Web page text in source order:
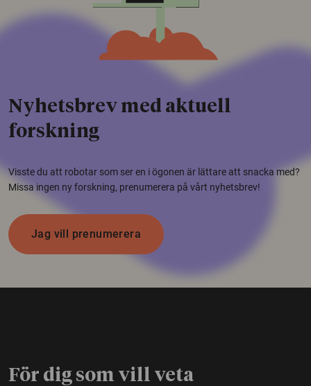
Nyhetsbrev med aktuell
forskning
Visste du att robotar som ser en i ögonen är lättare att snacka med?
Missa ingen ny forskning, prenumerera på vårt nyhetsbrev!
Jag vill prenumerera
För dig som vill veta